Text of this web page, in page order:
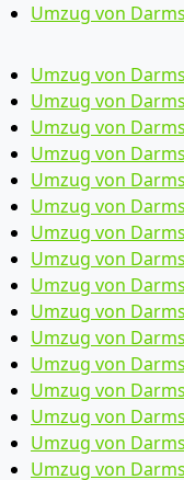
Umzug von
Umzug von
Umzug von
Umzug von
Umzug von
Umzug von
Umzug von
Umzug von
Umzug von
Umzug von
Umzug von
Umzug von
Umzug von
Umzug von
Umzug von
Umzug von
Umzug von